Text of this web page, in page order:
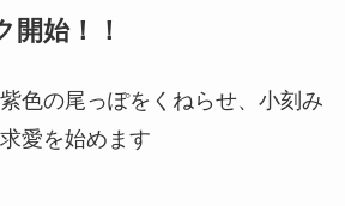
開始！！
色の尾っぽをくねらせ、小刻み
愛を始めます